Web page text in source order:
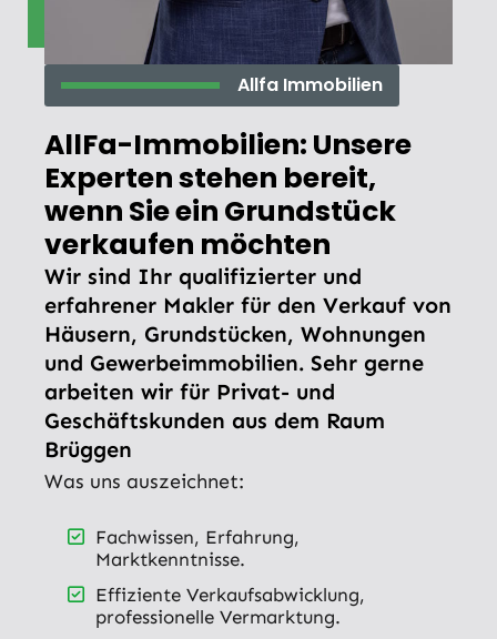
Allfa Immobilien
AllFa-Immobilien: Unsere
Experten stehen bereit,
wenn Sie ein Grundstück
verkaufen möchten
Wir sind Ihr qualifizierter und
erfahrener Makler für den Verkauf von
Häusern, Grundstücken, Wohnungen
und Gewerbeimmobilien. Sehr gerne
arbeiten wir für Privat- und
Geschäftskunden aus dem Raum
Brüggen
Was uns auszeichnet:
Fachwissen, Erfahrung,
Marktkenntnisse.
Effiziente Verkaufsabwicklung,
professionelle Vermarktung.